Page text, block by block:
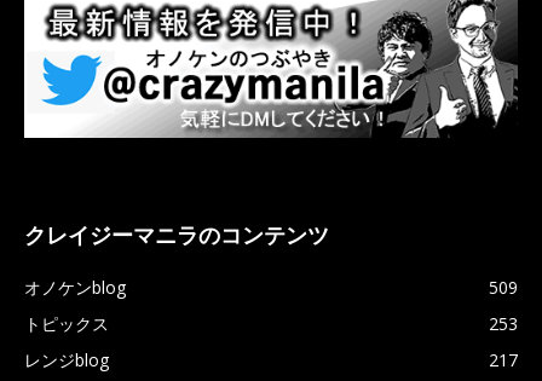
クレイジーマニラのコンテンツ
オノケンblog
509
トピックス
253
レンジblog
217